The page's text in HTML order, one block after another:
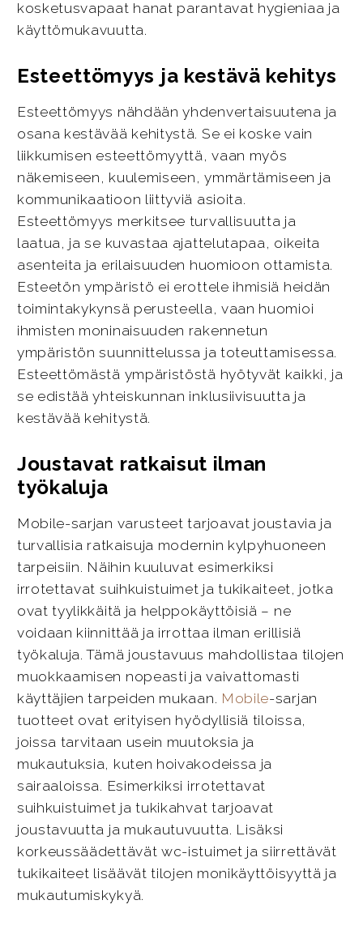
kosketusvapaat hanat parantavat hygieniaa ja
käyttömukavuutta.
Esteettömyys ja kestävä kehitys
Esteettömyys nähdään yhdenvertaisuutena ja
osana kestävää kehitystä. Se ei koske vain
liikkumisen esteettömyyttä, vaan myös
näkemiseen, kuulemiseen, ymmärtämiseen ja
kommunikaatioon liittyviä asioita.
Esteettömyys merkitsee turvallisuutta ja
laatua, ja se kuvastaa ajattelutapaa, oikeita
asenteita ja erilaisuuden huomioon ottamista.
Esteetön ympäristö ei erottele ihmisiä heidän
toimintakykynsä perusteella, vaan huomioi
ihmisten moninaisuuden rakennetun
ympäristön suunnittelussa ja toteuttamisessa.
Esteettömästä ympäristöstä hyötyvät kaikki, ja
se edistää yhteiskunnan inklusiivisuutta ja
kestävää kehitystä.
Joustavat ratkaisut ilman
työkaluja
Mobile-sarjan varusteet tarjoavat joustavia ja
turvallisia ratkaisuja modernin kylpyhuoneen
tarpeisiin. Näihin kuuluvat esimerkiksi
irrotettavat suihkuistuimet ja tukikaiteet, jotka
ovat tyylikkäitä ja helppokäyttöisiä – ne
voidaan kiinnittää ja irrottaa ilman erillisiä
työkaluja. Tämä joustavuus mahdollistaa tilojen
muokkaamisen nopeasti ja vaivattomasti
käyttäjien tarpeiden mukaan. Mobile-sarjan
tuotteet ovat erityisen hyödyllisiä tiloissa,
joissa tarvitaan usein muutoksia ja
mukautuksia, kuten hoivakodeissa ja
sairaaloissa. Esimerkiksi irrotettavat
suihkuistuimet ja tukikahvat tarjoavat
joustavuutta ja mukautuvuutta. Lisäksi
korkeussäädettävät wc-istuimet ja siirrettävät
tukikaiteet lisäävät tilojen monikäyttöisyyttä ja
mukautumiskykyä.